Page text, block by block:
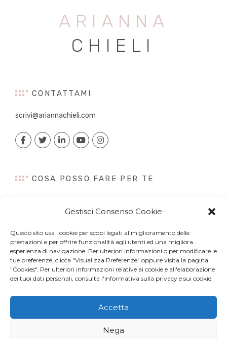
Gestisci Consenso Cookie
Questo sito usa i cookie per scopi legati al miglioramento delle
prestazioni e per offrire funzionalità agli utenti ed una migliora
esperienza di navigazione. Per ulteriori informazioni o per modificare le
tue preferenze, clicca "Visualizza Preferenze" oppure visita la pagina
"Cookies". Per ulteriori informazioni relative ai cookie e all'elaborazione
dei tuoi dati personali, consulta l'Informativa sulla privacy e sui cookie.
Accetta
Nega
ARIANNA
CHIELI
CONTATTAMI
scrivi@ariannachieli.com
COSA POSSO FARE PER TE
Content Creation
Digital PR
Influencer Marketing
Newsletter
© Copyright 2022 Arianna Chieli. All right reserved. P.IVA